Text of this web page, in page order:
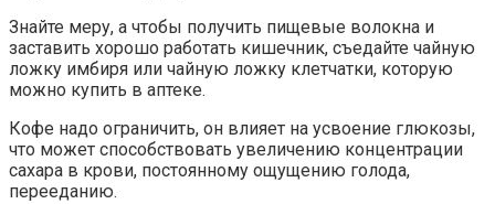
Знайте меру, а чтобы получить пищевые волокна и
заставить хорошо работать кишечник, съедайте чайную
ложку имбиря или чайную ложку клетчатки, которую
можно купить в аптеке.
Кофе надо ограничить, он влияет на усвоение глюкозы,
что может способствовать увеличению концентрации
сахара в крови, постоянному ощущению голода,
перееданию.